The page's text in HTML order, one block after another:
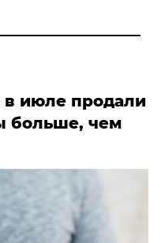
июле продали
больше, чем